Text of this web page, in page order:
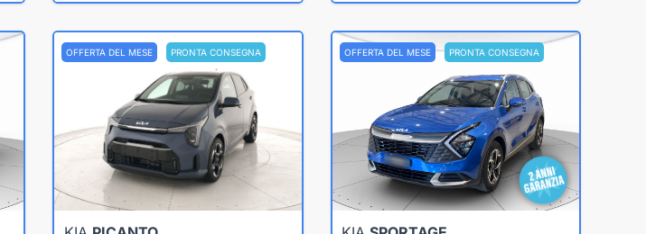
OFFERTA DEL MESE PRONTA CONSEGNA OFFERTA DEL MESE PRONTA CONSEGNA